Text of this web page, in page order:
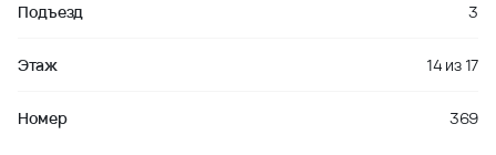
Подъезд 3
Этаж 14 из17
Номер 369